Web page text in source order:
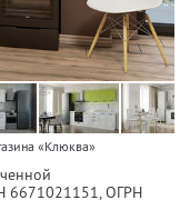
«Клюква»
6671021151, ОГРН